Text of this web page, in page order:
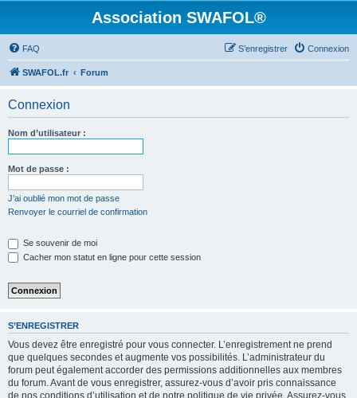
Association SWAFOL®
FAQ Connexion
S’enregistrer
SWAFOL.fr Forum
Connexion
Nom d’utilisateur :
Mot de passe :
J’ai oublié mon mot de passe
Renvoyer le courriel de confirmation
Se souvenir de moi
Cacher mon statut en ligne pour cette session
S’ENREGISTRER
Vous devez être enregistré pour vous connecter. L’enregistrement ne prend
que quelques secondes et augmente vos possibilités. L’administrateur du
forum peut également accorder des permissions additionnelles aux membres
du forum. Avant de vous enregistrer, assurez-vous d’avoir pris connaissance
de nos conditions d’utilisation et de notre politique de vie privée. Assurez-vous